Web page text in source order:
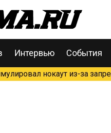
Интервью События
нокаут из-за